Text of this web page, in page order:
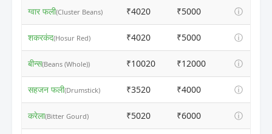
ग्वार फली(Cluster Beans) ₹4020 ₹5000 ⓘ
शकरकंद(Hosur Red) ₹4020 ₹5000 ⓘ
बीन्स(Beans (Whole)) ₹10020 ₹12000 ⓘ
सहजन फली(Drumstick) ₹3520 ₹4000 ⓘ
करेला(Bitter Gourd) ₹5020 ₹6000 ⓘ